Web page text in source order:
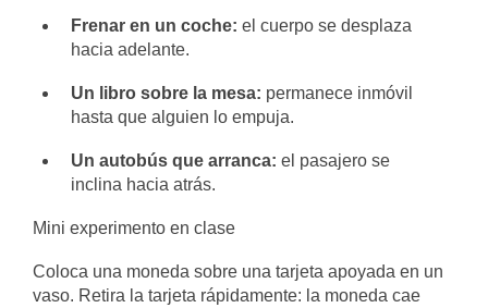
Frenar en un coche: el cuerpo se desplaza
hacia adelante.
Un libro sobre la mesa: permanece inmóvil
hasta que alguien lo empuja.
Un autobús que arranca: el pasajero se
inclina hacia atrás.
Mini experimento en clase
Coloca una moneda sobre una tarjeta apoyada en un
vaso. Retira la tarjeta rápidamente: la moneda cae